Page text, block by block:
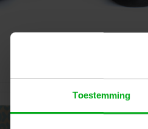
Toestemming